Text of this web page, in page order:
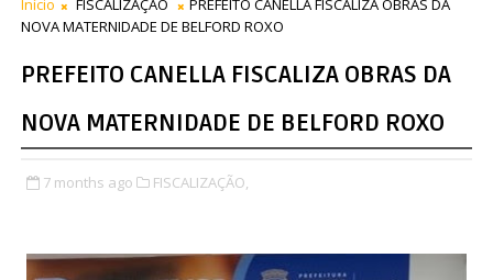
Início FISCALIZAÇÃO
PREFEITO CANELLA FISCALIZA OBRAS DA
NOVA MATERNIDADE DE BELFORD ROXO
PREFEITO CANELLA FISCALIZA OBRAS DA
NOVA MATERNIDADE DE BELFORD ROXO
7 months ago FISCALIZAÇÃO,